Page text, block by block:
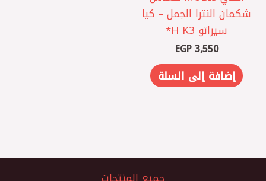
شكمان النترا الجمل – كيا
سيراتو K3 ‏H*
EGP3,550
إضافة إلى السلة